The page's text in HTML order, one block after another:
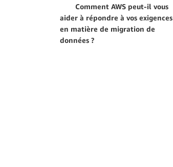
Comment AWS peut-il vous
aider à répondre à vos exigences
en matière de migration de
données ?